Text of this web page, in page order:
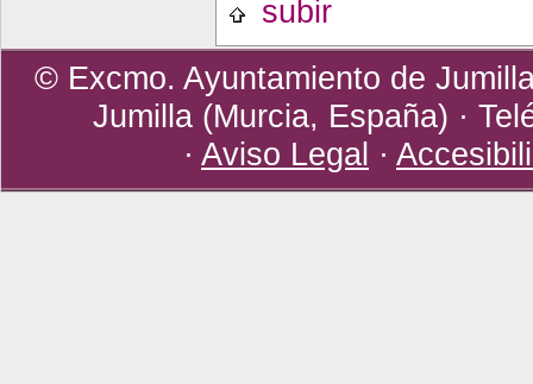
subir
© Excmo. Ayuntamiento de
Jumilla (Murcia, España) ·
· Aviso Legal ·